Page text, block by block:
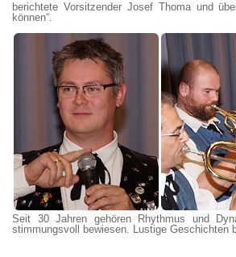
berichtete Vorsitzender Josef Thoma und
können“.
Seit 30 Jahren gehören Rhythmus und
stimmungsvoll bewiesen. Lustige Geschichten